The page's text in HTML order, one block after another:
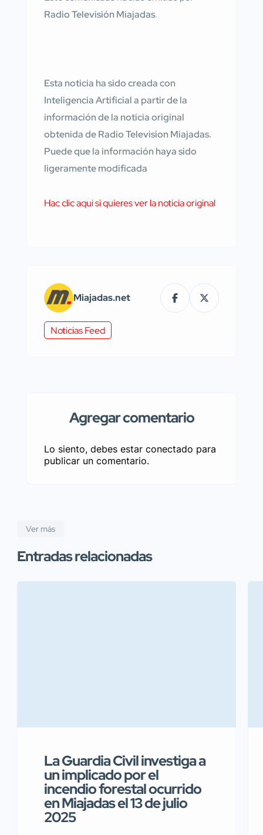
Radio Televisión Miajadas.
Esta noticia ha sido creada con
Inteligencia Artificial a partir de la
información de la noticia original
obtenida de Radio Television Miajadas.
Puede que la información haya sido
ligeramente modificada
Hac clic aqui si quieres ver la noticia original
Miajadas.net
Noticias Feed
Agregar comentario
Lo siento, debes estar conectado para
publicar un comentario.
Ver más
Entradas relacionadas
La Guardia Civil investiga a
un implicado por el
incendio forestal ocurrido
en Miajadas el 13 de julio
2025